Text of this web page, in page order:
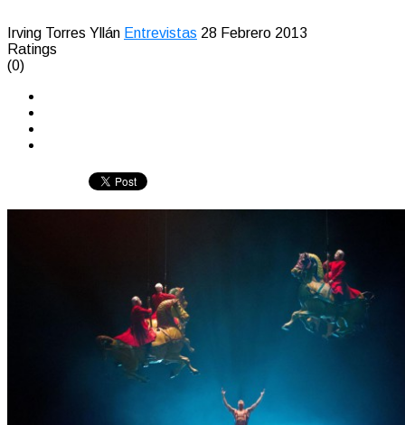
Irving Torres Yllán Entrevistas 28 Febrero 2013
Ratings
(0)